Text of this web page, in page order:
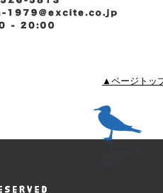
▲ページトッ